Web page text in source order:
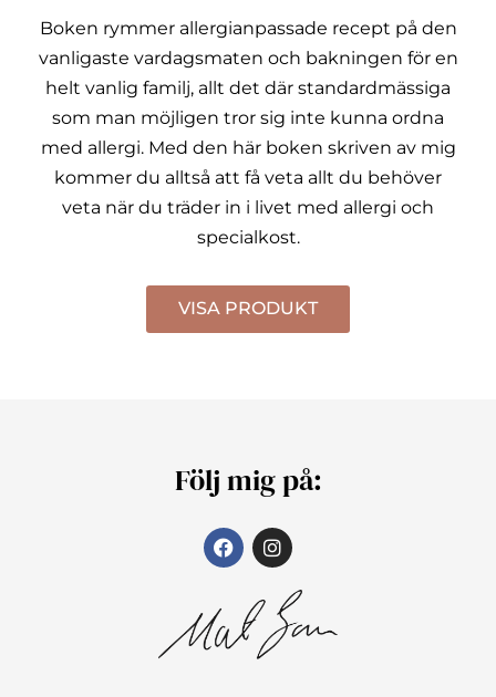
Boken rymmer allergianpassade recept på den
vanligaste vardagsmaten och bakningen för en
helt vanlig familj, allt det där standardmässiga
som man möjligen tror sig inte kunna ordna
med allergi. Med den här boken skriven av mig
kommer du alltså att få veta allt du behöver
veta när du träder in i livet med allergi och
specialkost.
VISA PRODUKT
Följ mig på: